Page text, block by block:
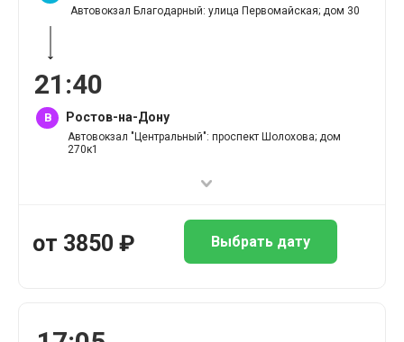
Автовокзал Благодарный: улица Первомайская; дом 30
21 :40
B Ростов-на-Дону
Автовокзал "Центральный": проспект Шолохова; дом
270к1
от 3850 ₽ Выбрать дату